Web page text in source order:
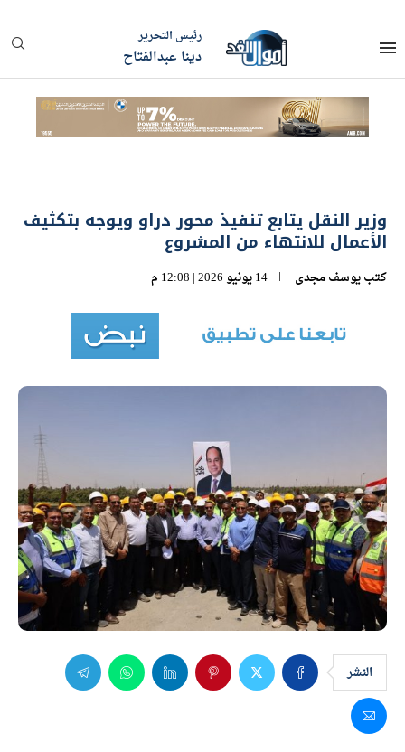
رئيس التحرير
دينا عبدالفتاح
وزير النقل يتابع تنفيذ محور دراو ويوجه بتكثيف
الأعمال للانتهاء من المشروع
كتبيوسف مجدى 14 يونيو 2026 | 12:08 م
النشر